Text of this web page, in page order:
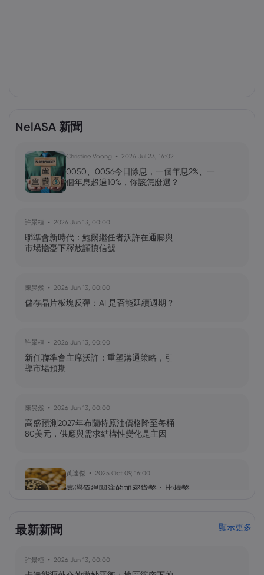
NelASA 新聞
Christine Voong 2026 Jul 23, 16:02
0050、0056今日除息，一個年息2%、一
個年息超過10%，你該怎麼選？
許景桓 2026 Jun 13, 00:00
聯準會新時代：鮑爾繼任者沃許在通膨與
市場擔憂下釋放謹慎信號
陳昊然 2026 Jun 13, 00:00
儲存晶片板塊反彈：AI 是否能延續週期？
許景桓 2026 Jun 13, 00:00
新任聯準會主席沃許：重塑溝通策略，引
導市場預期
陳昊然 2026 Jun 13, 00:00
高盛預測2027年布蘭特原油價格降至每桶
80美元，供應與需求結構性變化是主因
黃達傑 2025 Oct 09, 16:00
臺灣值得關注的加密貨幣：比特幣
NIO 股票預測：NIO 今天下跌 5%，未來會
最新新聞 顯示更多
許景桓 2026 Jun 13, 00:00